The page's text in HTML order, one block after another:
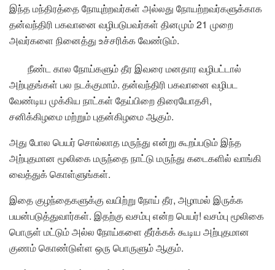
இந்த மந்திரத்தை நோயுற்றவர்கள் அல்லது நோயற்றவர்களுக்காக
தன்வந்திரி பகவானை வழிபடுபவர்கள் தினமும் 21 முறை
அவர்களை நினைத்து உச்சரிக்க வேண்டும்.
நீண்ட கால நோய்களும் தீர இவரை மனதார வழிபட்டால்
அற்புதங்கள் பல நடக்குமாம். தன்வந்திரி பகவானை வழிபட
வேண்டிய முக்கிய நாட்கள் தேய்பிறை திரையோதசி,
சனிக்கிழமை மற்றும் புதன்கிழமை ஆகும்.
அது போல பெயர் சொல்லாத மருந்து என்று கூறப்படும் இந்த
அற்புதமான மூலிகை மருந்தை நாட்டு மருந்து கடைகளில் வாங்கி
வைத்துக் கொள்ளுங்கள்.
இதை குழந்தைகளுக்கு வயிற்று நோய் தீர, அழாமல் இருக்க
பயன்படுத்துவார்கள். இதற்கு வசம்பு என்ற பெயர்! வசம்பு மூலிகை
பொருள் மட்டும் அல்ல நோய்களை தீர்க்கக் கூடிய அற்புதமான
குணம் கொண்டுள்ள ஒரு பொருளும் ஆகும்.